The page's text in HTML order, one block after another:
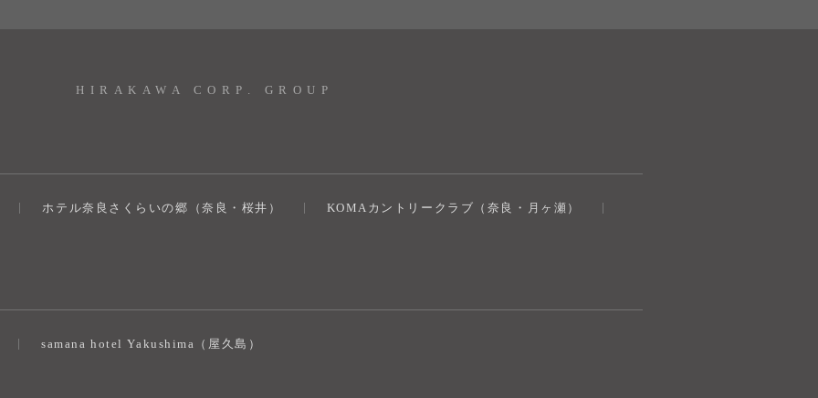
HIRAKAWA CORP. GROUP
ホテル奈良さくらいの郷（奈良・桜井）
KOMAカントリークラブ（奈良・月ヶ瀬）
samana hotel Yakushima（屋久島）
奈良健康ランド
AIコンシェルジュ